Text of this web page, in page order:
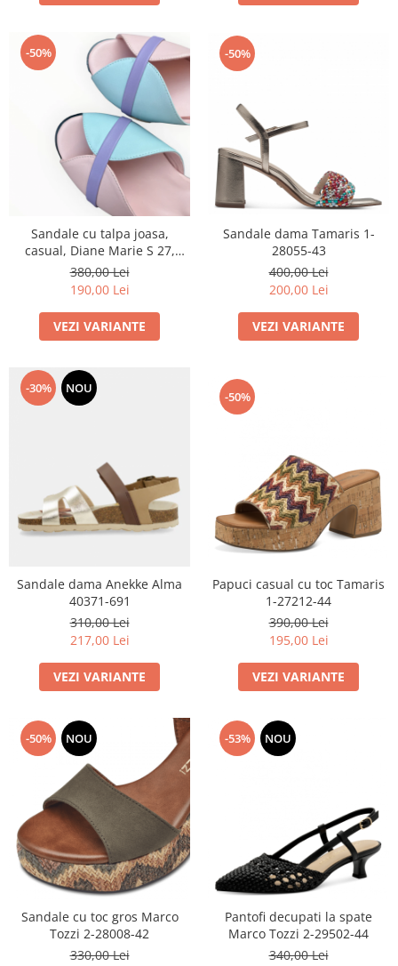
-50%
Sandale cu talpa joasa,
casual, Diane Marie S 27,
piele naturala
380,00 Lei
190,00 Lei
VEZI VARIANTE
-50%
Sandale dama Tamaris 1-
28055-43
400,00 Lei
200,00 Lei
VEZI VARIANTE
-30% NOU
Sandale dama Anekke Alma
40371-691
310,00 Lei
217,00 Lei
VEZI VARIANTE
-50%
Papuci casual cu toc Tamaris
1-27212-44
390,00 Lei
195,00 Lei
VEZI VARIANTE
-50% NOU
Sandale cu toc gros Marco
Tozzi 2-28008-42
330,00 Lei
-53% NOU
Pantofi decupati la spate
Marco Tozzi 2-29502-44
340,00 Lei